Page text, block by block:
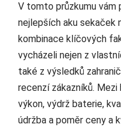
V tomto průzkumu vám
nejlepších aku sekaček
kombinace klíčových
vycházeli nejen z
také z výsledků
recenzí zákazníků.
výkon, výdrž baterie,
údržba a poměr ceny a